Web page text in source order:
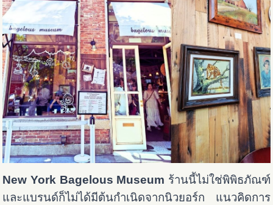
New York Bagelous Museum ร้านนี้ไม่ใช่พิพิธภัณฑ์
และแบรนด์ก็ไม่ได้มีต้นกำเนิดจากนิวยอร์ก แนวคิดการ